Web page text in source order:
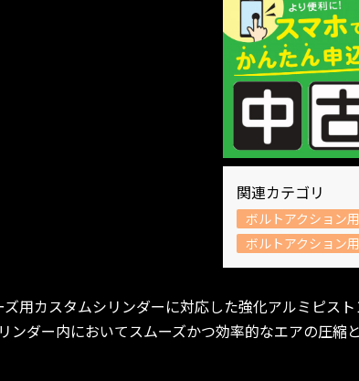
関連カテゴリ
ボルトアクション
ボルトアクション
用カスタムシリンダーに対応した強化アルミピス
ンダー内においてスムーズかつ効率的なエアの圧縮